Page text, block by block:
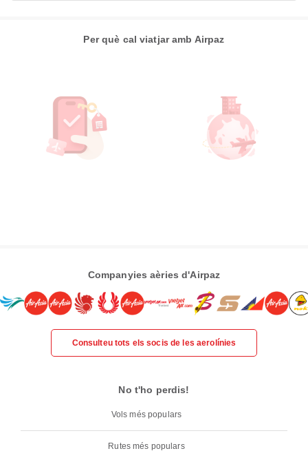
Per què cal viatjar amb Airpaz
Companyies aèries d'Airpaz
Consulteu tots els socis de les aerolínies
No t'ho perdis!
Vols més populars
Rutes més populars